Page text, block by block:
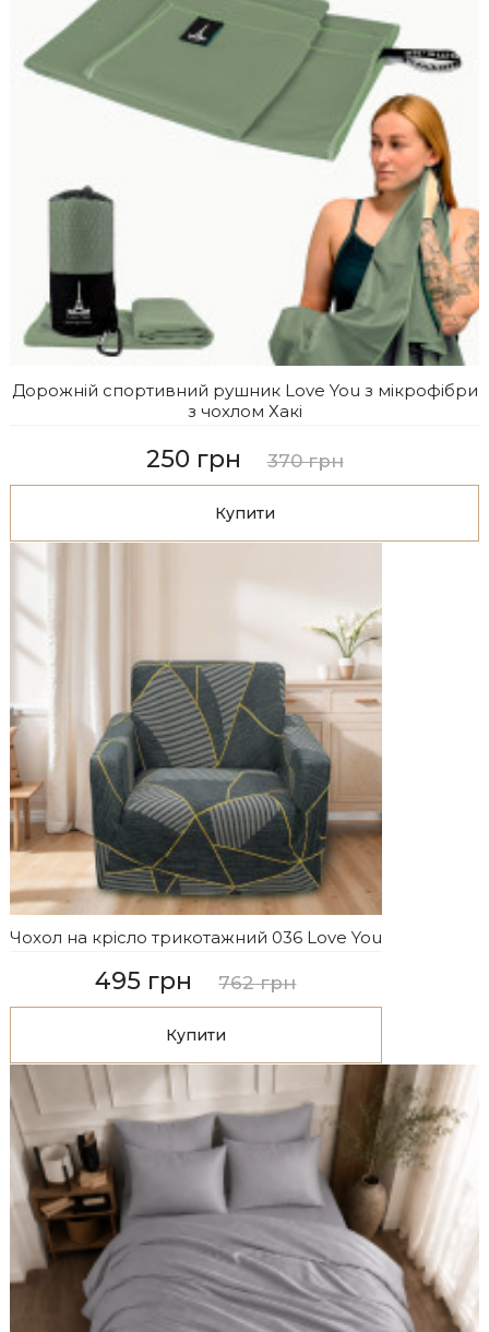
Дорожній спортивний рушник Love You з мікрофібри
з чохлом Хакі
250 грн 370 грн
Купити
Чохол на крісло трикотажний 036 Love You
495 грн 762 грн
Купити